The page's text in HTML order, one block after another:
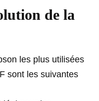
de la
les plus utilisées
sont les suivantes